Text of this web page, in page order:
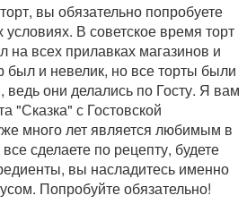
вы обязательно попробуете
В советское время торт
на всех прилавках магазинов и
был и невелик, но все торты были
они делались по Госту. Я вам
"Сказка" с Гостовской
много лет является любимым в
сделаете по рецепту, будете
вы насладитесь именно
Попробуйте обязательно!